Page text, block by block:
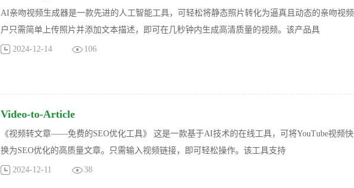
AI亲吻视频生成器是一款先进的人工智能工具，可轻松将静态照片转化为逼真且动态的亲吻视
户只需简单上传照片并添加文本描述，即可在几秒钟内生成高清质量的视频。该产品具
2024-12-14 106
Video-to-Article
《视频转文章——免费的SEO优化工具》 这是一款基于AI技术的在线工具，可将YouTube视频
换为SEO优化的高质量文章。只需输入视频链接，即可轻松操作。该工具支持
2024-12-11 38